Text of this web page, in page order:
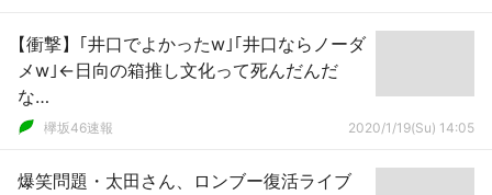
【衝撃】｢井口でよかったw｣｢井口ならノーダ
メw｣←日向の箱推し文化って死んだんだ
な…
欅坂46速報 2020/1/19(Su) 14:05
爆笑問題・太田さん、ロンブー復活ライブ